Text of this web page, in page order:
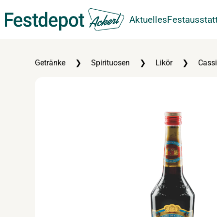
Zum Hauptinhalt springen Aktuelles
Getränke Spirituosen Likör